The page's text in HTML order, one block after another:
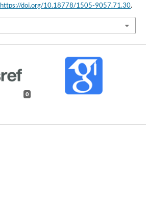
https://doi.org/10.18778/1505-9057.71.30.
0